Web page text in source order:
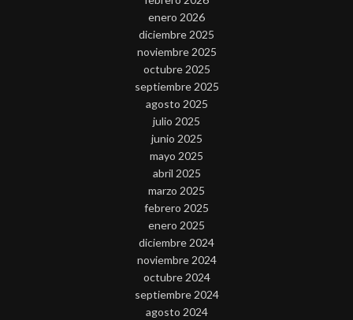
enero 2026
diciembre 2025
noviembre 2025
octubre 2025
septiembre 2025
agosto 2025
julio 2025
junio 2025
mayo 2025
abril 2025
marzo 2025
febrero 2025
enero 2025
diciembre 2024
noviembre 2024
octubre 2024
septiembre 2024
agosto 2024